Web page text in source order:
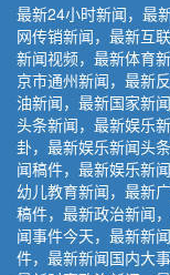
最新24小时新闻，最
网传销新闻，最新互
新闻视频，最新体育
京市通州新闻，最新
油新闻，最新国家新
头条新闻，最新娱乐
卦，最新娱乐新闻头
闻稿件，最新娱乐新
幼儿教育新闻，最新
稿件，最新政治新闻
闻事件今天，最新新
件，最新新闻国内大